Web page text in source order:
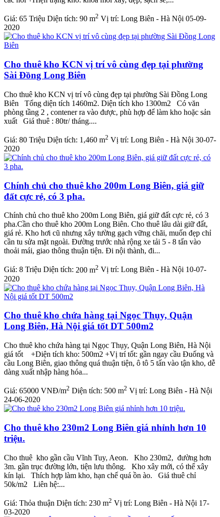
Giá: 65 Triệu Diện tích: 90 m2 Vị trí: Long Biên - Hà Nội 05-09-
2020
Cho thuê kho KCN vị trí vô cùng đẹp tại phường
Sài Đồng Long Biên
Cho thuê kho KCN vị trí vô cùng đẹp tại phường Sài Đồng Long
Biên Tổng diện tích 1460m2. Diện tích kho 1300m2 Có văn
phòng tầng 2 , contener ra vào được, phù hợp để làm kho hoặc sản
xuất Giá thuê : 80tr/ tháng....
Giá: 80 Triệu Diện tích: 1,460 m2 Vị trí: Long Biên - Hà Nội 30-07-
2020
Chính chủ cho thuê kho 200m Long Biên, giá giữ
đất cực rẻ, có 3 pha.
Chính chủ cho thuê kho 200m Long Biên, giá giữ đất cực rẻ, có 3
pha.Cần cho thuê kho 200m Long Biên. Cho thuê lâu dài giữ đất,
giá rẻ. Kho hơi cũ nhưng xây tường gạch vững chãi, muốn đẹp chỉ
cần tu sửa mặt ngoài. Đường trước nhà rộng xe tải 5 - 8 tấn vào
thoải mái, giao thông thuận tiện. Đi nội thành, đi...
Giá: 8 Triệu Diện tích: 200 m2 Vị trí: Long Biên - Hà Nội 10-07-
2020
Cho thuê kho chứa hàng tại Ngọc Thụy, Quận
Long Biên, Hà Nội giá tốt DT 500m2
Cho thuê kho chứa hàng tại Ngọc Thụy, Quận Long Biên, Hà Nội
giá tốt +Diện tích kho: 500m2 +Vị trí tốt: gần ngay cầu Đuống và
cầu Long Biên, giao thông quá thuận tiện, ô tô 5 tấn vào tận kho, dễ
dàng xuất nhập hàng hóa...
Giá: 65000 VNĐ/m2 Diện tích: 500 m2 Vị trí: Long Biên - Hà Nội
24-06-2020
Cho thuê kho 230m2 Long Biên giá nhỉnh hơn 10
triệu.
Cho thuê kho gần cầu Vĩnh Tuy, Aeon. Kho 230m2, đường hơn
3m. gần trục đường lớn, tiện lưu thông. Kho xây mới, có thể xây
kín lại. Thích hợp làm kho, hạn chế quá ồn ào. Giá thuê chỉ
50k/m2 Liên hệ:...
Giá: Thỏa thuận Diện tích: 230 m2 Vị trí: Long Biên - Hà Nội 17-
03-2020